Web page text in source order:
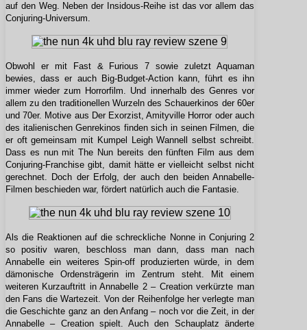
auf den Weg. Neben der Insidous-Reihe ist das vor allem das
Conjuring-Universum.
Obwohl er mit Fast & Furious 7 sowie zuletzt Aquaman
bewies, dass er auch Big-Budget-Action kann, führt es ihn
immer wieder zum Horrorfilm. Und innerhalb des Genres vor
allem zu den traditionellen Wurzeln des Schauerkinos der 60er
und 70er. Motive aus Der Exorzist, Amityville Horror oder auch
des italienischen Genrekinos finden sich in seinen Filmen, die
er oft gemeinsam mit Kumpel Leigh Wannell selbst schreibt.
Dass es nun mit The Nun bereits den fünften Film aus dem
Conjuring-Franchise gibt, damit hätte er vielleicht selbst nicht
gerechnet. Doch der Erfolg, der auch den beiden Annabelle-
Filmen beschieden war, fördert natürlich auch die Fantasie.
Als die Reaktionen auf die schreckliche Nonne in Conjuring 2
so positiv waren, beschloss man dann, dass man nach
Annabelle ein weiteres Spin-off produzierten würde, in dem
dämonische Ordensträgerin im Zentrum steht. Mit einem
weiteren Kurzauftritt in Annabelle 2 – Creation verkürzte man
den Fans die Wartezeit. Von der Reihenfolge her verlegte man
die Geschichte ganz an den Anfang – noch vor die Zeit, in der
Annabelle – Creation spielt. Auch den Schauplatz änderte